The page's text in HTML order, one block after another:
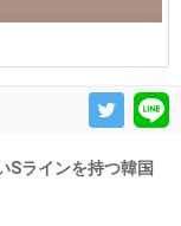
Sラインを持つ韓国